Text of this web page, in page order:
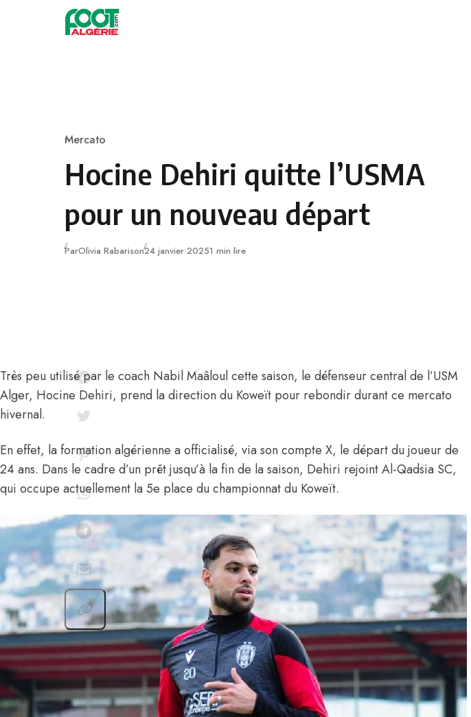
Skip to content
Category
Mercato
Hocine Dehiri quitte l’USMA
pour un nouveau départ
ParOlivia RabarisonPublié
24 janvier 20251 min lire
Très peu utilisé par le coach Nabil Maâloul cette saison, le défenseur central de l’USM
Alger, Hocine Dehiri, prend la direction du Koweït pour rebondir durant ce mercato
hivernal.
En effet, la formation algérienne a officialisé, via son compte X, le départ du joueur de
24 ans. Dans le cadre d’un prêt jusqu’à la fin de la saison, Dehiri rejoint Al-Qadsia SC,
qui occupe actuellement la 5e place du championnat du Koweït.